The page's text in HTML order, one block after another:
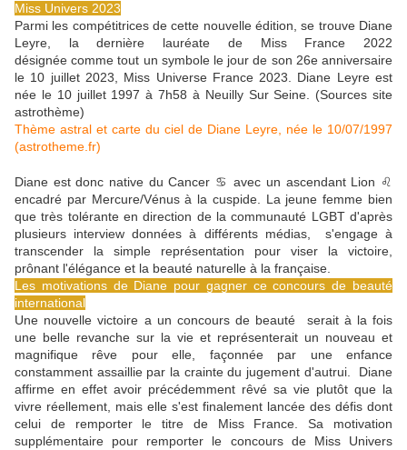
Miss Univers 2023
Parmi les compétitrices de cette nouvelle édition, se trouve Diane
Leyre, la dernière lauréate de Miss France 2022
désignée comme tout un symbole le jour de son 26e anniversaire
le 10 juillet 2023, Miss Universe France 2023. Diane Leyre est
née le 10 juillet 1997 à 7h58 à Neuilly Sur Seine. (Sources site
astrothème)
Thème astral et carte du ciel de Diane Leyre, née le 10/07/1997
(astrotheme.fr)
Diane est donc native du Cancer ♋ avec un ascendant Lion ♌
encadré par Mercure/Vénus à la cuspide. La jeune femme bien
que très tolérante en direction de la communauté LGBT d'après
plusieurs interview données à différents médias, s'engage à
transcender la simple représentation pour viser la victoire,
prônant l'élégance et la beauté naturelle à la française.
Les motivations de Diane pour gagner ce concours de beauté
international
Une nouvelle victoire a un concours de beauté serait à la fois
une belle revanche sur la vie et représenterait un nouveau et
magnifique rêve pour elle, façonnée par une enfance
constamment assaillie par la crainte du jugement d'autrui. Diane
affirme en effet avoir précédemment rêvé sa vie plutôt que la
vivre réellement, mais elle s'est finalement lancée des défis dont
celui de remporter le titre de Miss France. Sa motivation
supplémentaire pour remporter le concours de Miss Univers